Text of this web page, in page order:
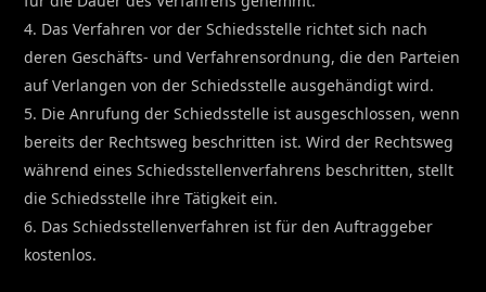
4. Das Verfahren vor der Schiedsstelle richtet sich nach
deren Geschäfts- und Verfahrensordnung, die den Parteien
auf Verlangen von der Schiedsstelle ausgehändigt wird.
5. Die Anrufung der Schiedsstelle ist ausgeschlossen, wenn
bereits der Rechtsweg beschritten ist. Wird der Rechtsweg
während eines Schiedsstellenverfahrens beschritten, stellt
die Schiedsstelle ihre Tätigkeit ein.
6. Das Schiedsstellenverfahren ist für den Auftraggeber
kostenlos.